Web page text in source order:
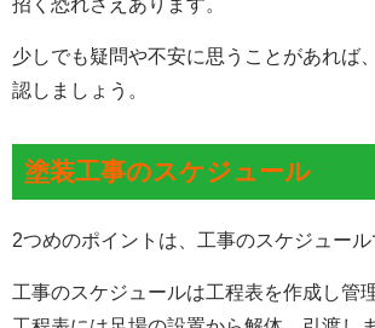
招く恐れさえあります。
少しでも疑問や不安に思うことがあれば
認しましょう。
塗装工事のスケジュール
2つめのポイントは、 工事のスケジュール
工事のスケジュールは工程表を作成し管